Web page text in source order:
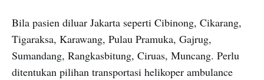
Bila pasien diluar Jakarta seperti Cibinong, Cikarang,
Tigaraksa, Karawang, Pulau Pramuka, Gajrug,
Sumandang, Rangkasbitung, Ciruas, Muncang. Perlu
ditentukan pilihan transportasi helikoper ambulance